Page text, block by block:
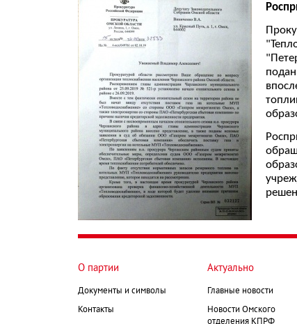
О партии
Документы и символы
Контакты
Актуально
Главные новости
Новости Омского
отделения КПРФ